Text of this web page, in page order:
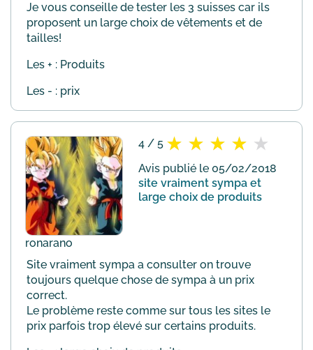
Je vous conseille de tester les 3 suisses car ils
proposent un large choix de vêtements et de
tailles!
Les + : Produits
Les - : prix
ronarano
4 / 5
Avis publié le 05/02/2018
site vraiment sympa et
large choix de produits
Site vraiment sympa a consulter on trouve
toujours quelque chose de sympa à un prix
correct.
Le problème reste comme sur tous les sites le
prix parfois trop élevé sur certains produits.